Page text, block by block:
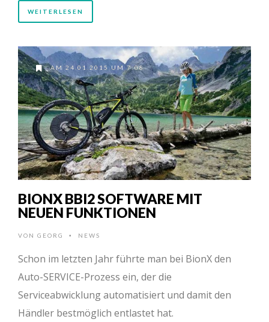
WEITERLESEN
AM 24.01.2015 UM 7:08
BIONX BBI2 SOFTWARE MIT
NEUEN FUNKTIONEN
VON GEORG • NEWS
Schon im letzten Jahr führte man bei BionX den
Auto-SERVICE-Prozess ein, der die
Serviceabwicklung automatisiert und damit den
Händler bestmöglich entlastet hat.